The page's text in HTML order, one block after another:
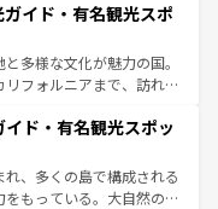
スならではのユニークな
でなく町歩きも満喫する
ため物価も高いが、旅行
もあり、うまく活用すれ
覧を参照してほしい。
イド・有名観光スポ
多様な文化が魅力の国。
フォルニアまで、訪れる
ッピング、エンターテイ
ットだ。一方、アメリカ
ドキャニオンやイエロー
堪能できる。さらに、南
ド・有名観光スポッ
、多くの島で構成される
もっている。大自然の神